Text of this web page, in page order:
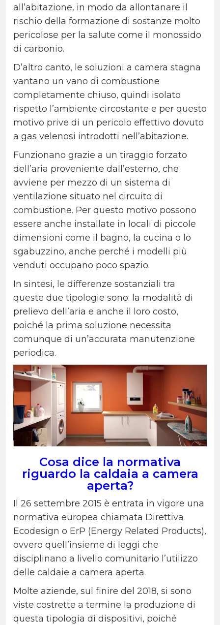
all’abitazione, in modo da allontanare il
rischio della formazione di sostanze molto
pericolose per la salute come il monossido
di carbonio.
D’altro canto, le soluzioni a camera stagna
vantano un vano di combustione
completamente chiuso, quindi isolato
rispetto l’ambiente circostante e per questo
motivo prive di un pericolo effettivo dovuto
a gas velenosi introdotti nell’abitazione.
Funzionano grazie a un tiraggio forzato
dell’aria proveniente dall’esterno, che
avviene per mezzo di un sistema di
ventilazione situato nel circuito di
combustione. Per questo motivo possono
essere anche installate in locali di piccole
dimensioni come il bagno, la cucina o lo
sgabuzzino, anche perché i modelli più
venduti occupano poco spazio.
In sintesi, le differenze sostanziali tra
queste due tipologie sono: la modalità di
prelievo dell’aria e anche il loro costo,
poiché la prima soluzione necessita
comunque di un’accurata manutenzione
periodica.
Cosa dice la normativa
riguardo la caldaia a camera
aperta?
Il 26 settembre 2015 è entrata in vigore una
normativa europea chiamata Direttiva
Ecodesign o ErP (Energy Related Products),
ovvero quell’insieme di leggi che
disciplinano a livello comunitario l’utilizzo
delle caldaie a camera aperta.
Molte aziende, sul finire del 2018, si sono
viste costrette a termine la produzione di
questa tipologia di dispositivi, poiché